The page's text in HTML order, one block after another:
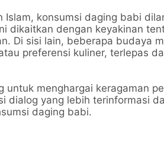
konsumsi daging babi
dikaitkan dengan keyakinan
Di sisi lain, beberapa budaya
preferensi kuliner, terlepas
untuk menghargai keragaman
dialog yang lebih terinformasi
daging babi.